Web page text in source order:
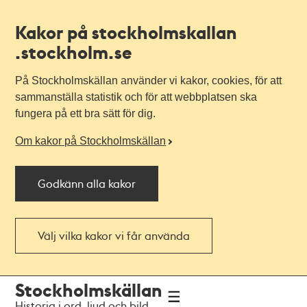
Kakor på stockholmskallan
.stockholm.se
På Stockholmskällan använder vi kakor, cookies, för att
sammanställa statistik och för att webbplatsen ska
fungera på ett bra sätt för dig.
Om kakor på Stockholmskällan
Godkänn alla kakor
Välj vilka kakor vi får använda
navigationen
huvudinnehållet
Stockholmskällan